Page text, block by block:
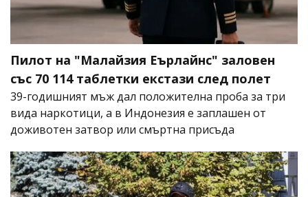
Пилот на "Малайзия Еърлайнс" заловен
със 70 114 таблетки екстази след полет
39-годишният мъж дал положителна проба за три
вида наркотици, а в Индонезия е заплашен от
доживотен затвор или смъртна присъда